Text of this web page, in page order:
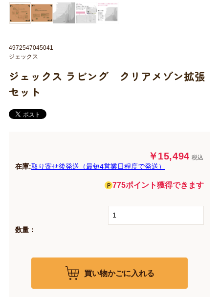
ジェックス ラビング クリアメゾン拡張
セット
￥15,494 税込
在庫:取り寄せ後発送（最短4営業日程度で発送）
775ポイント獲得できます
数量：
買い物かごに入れる
4972547045041
ジェックス